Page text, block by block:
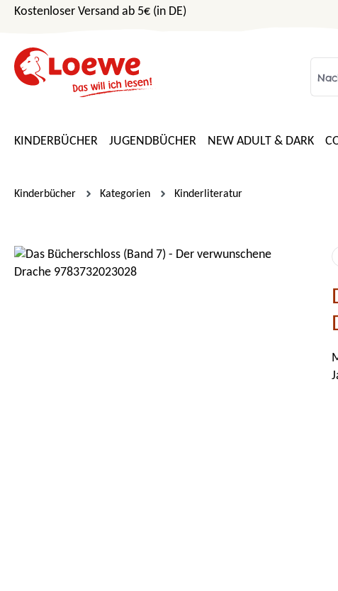
Hauptinhalt springen
Zur Suche springen
Zur Hauptnavigation springen
Kostenloser Versand ab 5€ (in DE)
KINDERBÜCHER JUGENDBÜCHER NEW ADULT & DARK
Kinderbücher Kategorien Kinderliteratur
Bildergalerie überspringen